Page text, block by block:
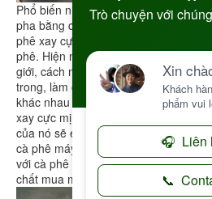
Phổ biến nhất ở Ý là cà phê
pha bằng cách cho nước bị ép dưới
phê xay cực mịn. Cách pha này sẽ
phê. Hiện nay những máy áp suất cà
giới, cách này dường như lấy được
trong, làm cho vị cà phê trở nên đắng
khác nhau trên thị trường khác nhau
xay cực mịn, được nấu với một nồi
của nó sẽ ép cà phê đi xuống ra bên
cà phê máy là cách pha cà phê thế
với cà phê nguyên chất. Vì thường
chất mua máy này để pha cà phê.